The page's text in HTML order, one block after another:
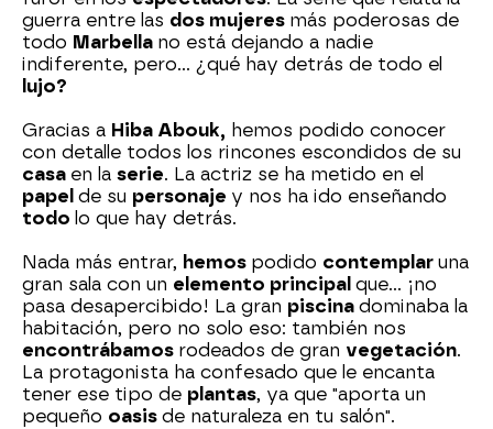
guerra entre las dos mujeres más poderosas de
todo Marbella no está dejando a nadie
indiferente, pero... ¿qué hay detrás de todo el
lujo?
Gracias a Hiba Abouk, hemos podido conocer
con detalle todos los rincones escondidos de su
casa en la serie. La actriz se ha metido en el
papel de su personaje y nos ha ido enseñando
todo lo que hay detrás.
Nada más entrar, hemos podido contemplar una
gran sala con un elemento principal que... ¡no
pasa desapercibido! La gran piscina dominaba la
habitación, pero no solo eso: también nos
encontrábamos rodeados de gran vegetación.
La protagonista ha confesado que le encanta
tener ese tipo de plantas, ya que "aporta un
pequeño oasis de naturaleza en tu salón".